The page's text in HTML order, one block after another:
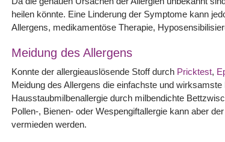
heilen könnte. Eine Linderung der Symptome kann
Allergens, medikamentöse Therapie,
Meidung des Allergens
Konnte der allergieauslösende Stoff durch Pricktest,
Meidung des Allergens die einfachste und
Hausstaubmilbenallergie durch milbendichte
Pollen-, Bienen- oder Wespengiftallergie kann aber
vermieden werden.